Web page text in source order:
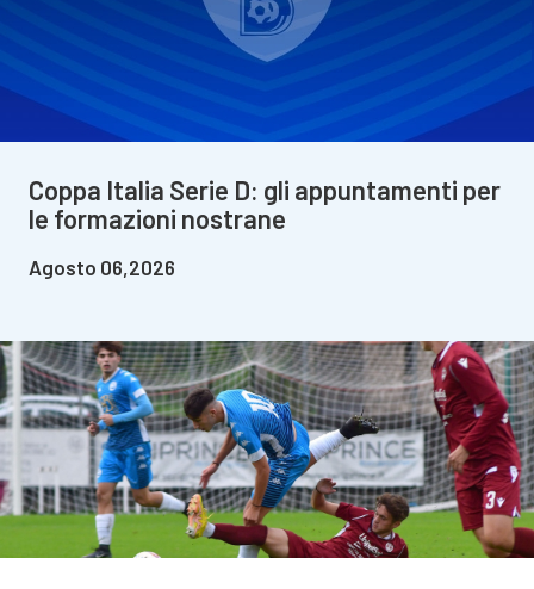
Coppa Italia Serie D: gli appuntamenti per
le formazioni nostrane
Agosto 06,2026